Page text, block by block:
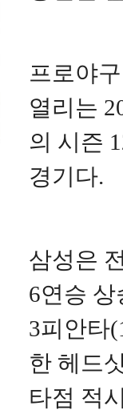
프로야
열리는
의 시즌
경기다.
삼성은
6연승
3피안타
한 헤드
타점 적